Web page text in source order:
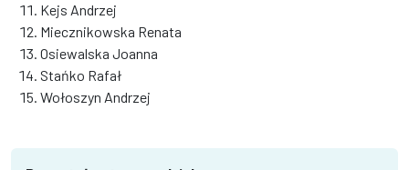
Kejs Andrzej
Miecznikowska Renata
Osiewalska Joanna
Stańko Rafał
Wołoszyn Andrzej